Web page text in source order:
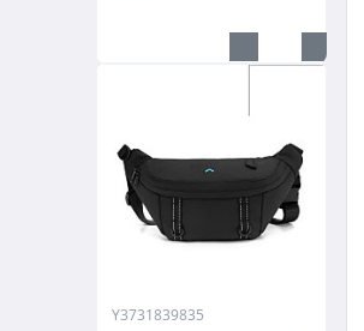
Y3731839835